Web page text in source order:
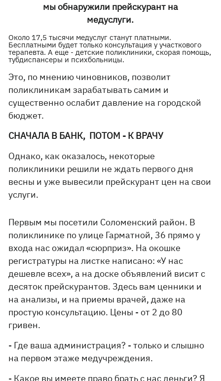
мы обнаружили прейскурант на
медуслуги.
Около 17,5 тысячи медуслуг станут платными.
Бесплатными будет только консультация у участкового
терапевта. А еще - детские поликлиники, скорая помощь,
тубдиспансеры и психбольницы.
Это, по мнению чиновников, позволит
поликлиникам зарабатывать самим и
существенно ослабит давление на городской
бюджет.
СНАЧАЛА В БАНК, ПОТОМ - К ВРАЧУ
Однако, как оказалось, некоторые
поликлиники решили не ждать первого дня
весны и уже вывесили прейскурант цен на свои
услуги.
Первым мы посетили Соломенский район. В
поликлинике по улице Гарматной, 36 прямо у
входа нас ожидал «сюрприз». На окошке
регистратуры на листке написано: «У нас
дешевле всех», а на доске объявлений висит с
десяток прейскурантов. Здесь вам ценники и
на анализы, и на приемы врачей, даже на
простую консультацию. Цены - от 2 до 80
гривен.
- Где ваша администрация? - только и слышно
на первом этаже медучреждения.
- Какое вы имеете право брать с нас деньги? Я